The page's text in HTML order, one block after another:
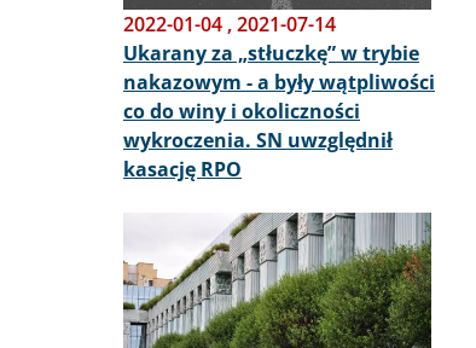
2022-01-04 ,2021-07-14
Ukarany za „stłuczkę” w trybie
nakazowym - a były wątpliwości
co do winy i okoliczności
wykroczenia. SN uwzględnił
kasację RPO